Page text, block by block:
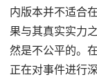
内版本并不适合
果与其真实实力
然是不公平的。
正在对事件进行